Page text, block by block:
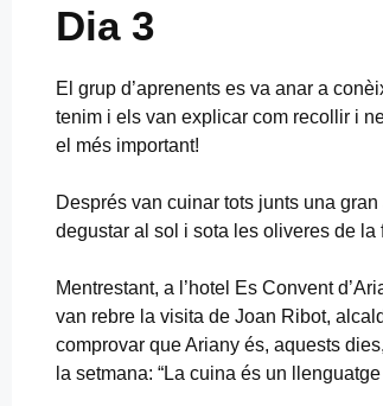
Dia 3
El grup d’aprenents es va anar a
tenim i els van explicar com recollir i
el més important!
Després van cuinar tots junts una
degustar al sol i sota les oliveres de la
Mentrestant, a l’hotel Es Convent
van rebre la visita de Joan Ribot,
comprovar que Ariany és, aquests
la setmana: “La cuina és un